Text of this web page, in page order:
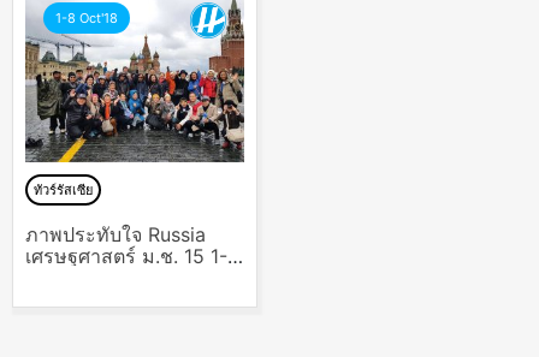
1-8 Oct'18
ทัวร์รัสเซีย
ภาพประทับใจ Russia
เศรษฐศาสตร์ ม.ช. 15 1-8